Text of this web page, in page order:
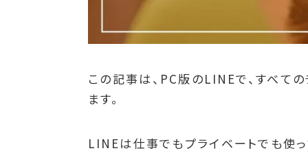
この記事は、PC版のLINEで、すべて
ます。
LINEは仕事でもプライベートでも使っ